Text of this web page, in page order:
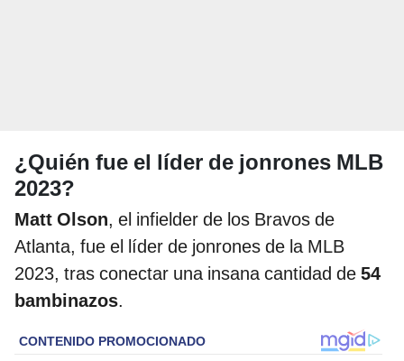
¿Quién fue el líder de jonrones MLB
2023?
Matt Olson, el infielder de los Bravos de
Atlanta, fue el líder de jonrones de la MLB
2023, tras conectar una insana cantidad de 54
bambinazos.